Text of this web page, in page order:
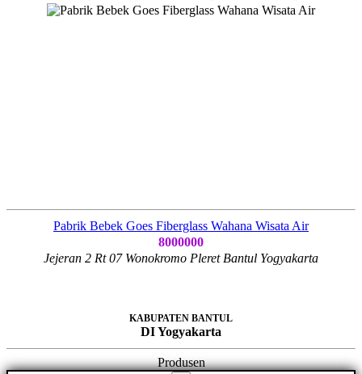
Pabrik Bebek Goes Fiberglass Wahana Wisata Air
8000000
Jejeran 2 Rt 07 Wonokromo Pleret Bantul Yogyakarta
KABUPATEN BANTUL
DI Yogyakarta
Produsen